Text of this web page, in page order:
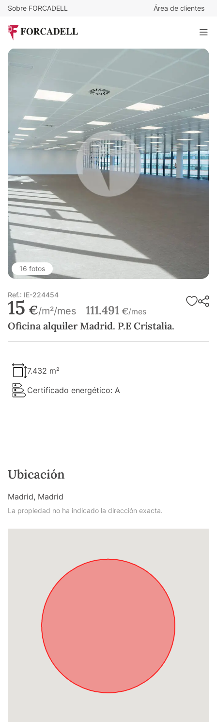
Sobre FORCADELL Área de clientes
Oficina alquiler Madrid. P.E Cristalia.
7.432 m²
16 fotos
Ref.: IE-224454
15 €/m²/mes 111.491 €/mes
Oficina alquiler Madrid. P.E Cristalia.
7.432 m²
Certificado energético: A
Ubicación
Madrid, Madrid
La propiedad no ha indicado la dirección exacta.